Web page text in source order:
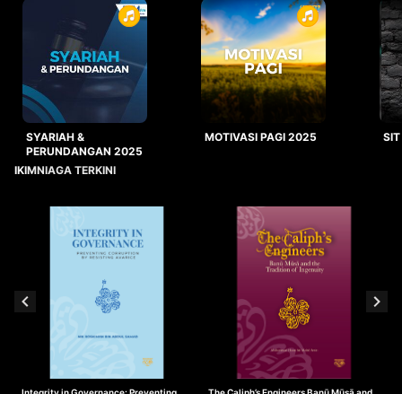
SYARIAH &
PERUNDANGAN 2025
MOTIVASI PAGI 2025
IKIMNIAGA TERKINI